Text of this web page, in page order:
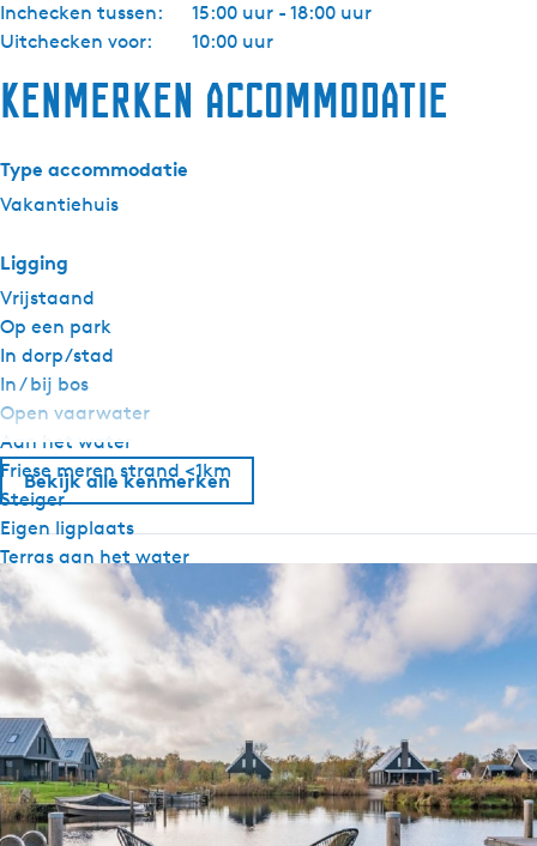
Inchecken tussen:
15:00 uur - 18:00 uur
Uitchecken voor:
10:00 uur
Kenmerken accommodatie
Type accommodatie
Vakantiehuis
Ligging
Vrijstaand
Op een park
In dorp/stad
In / bij bos
Open vaarwater
Aan het water
Friese meren strand <1km
Steiger
Eigen ligplaats
Terras aan het water
Algemeen
Huisdieren toegestaan in overleg
Centrale verwarming
Rookvrij
Wifi
Dekbedden
Sanitair
Bekijk alle kenmerken